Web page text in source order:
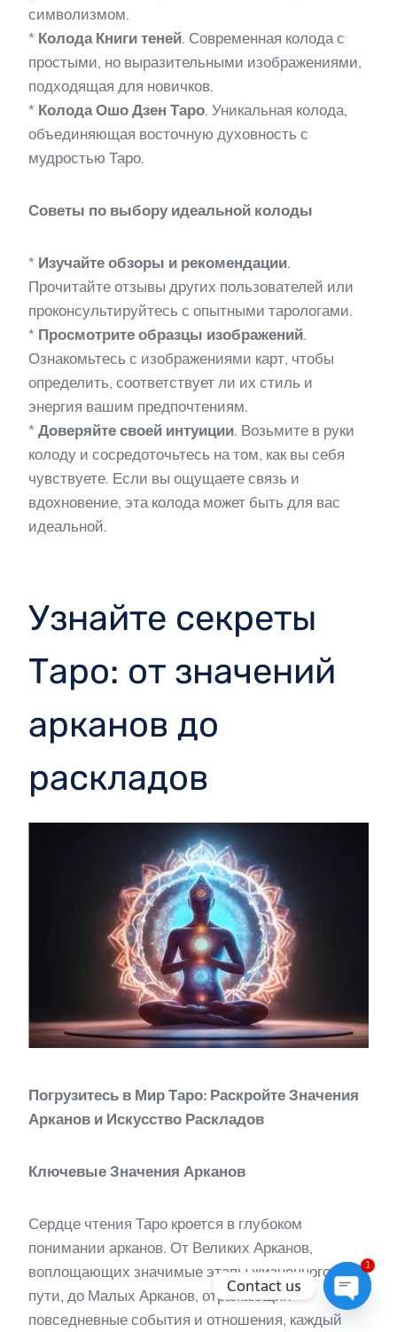
символизмом.
* Колода Книги теней. Современная колода с
простыми, но выразительными изображениями,
подходящая для новичков.
* Колода Ошо Дзен Таро. Уникальная колода,
объединяющая восточную духовность с
мудростью Таро.
Советы по выбору идеальной колоды
* Изучайте обзоры и рекомендации.
Прочитайте отзывы других пользователей или
проконсультируйтесь с опытными тарологами.
* Просмотрите образцы изображений.
Ознакомьтесь с изображениями карт, чтобы
определить, соответствует ли их стиль и
энергия вашим предпочтениям.
* Доверяйте своей интуиции. Возьмите в руки
колоду и сосредоточьтесь на том, как вы себя
чувствуете. Если вы ощущаете связь и
вдохновение, эта колода может быть для вас
идеальной.
Узнайте секреты
Таро: от значений
арканов до
раскладов
Погрузитесь в Мир Таро: Раскройте Значения
Арканов и Искусство Раскладов
Ключевые Значения Арканов
Сердце чтения Таро кроется в глубоком
понимании арканов. От Великих Арканов,
воплощающих значимые этапы жизненного
пути, до Малых Арканов, отражающих
повседневные события и отношения, каждый
Contact us
1